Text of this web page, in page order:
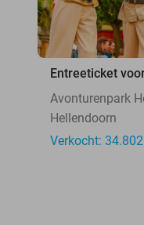
Entreeticket
Avonturenpark
Hellendoorn
Verkocht: 34.802